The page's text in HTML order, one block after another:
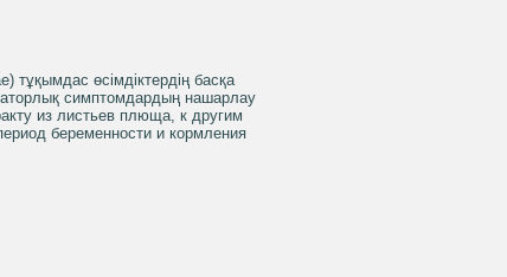
өсімдіктердің басқа
симптомдардың нашарлау
из листьев плюща, к другим
беременности и кормления